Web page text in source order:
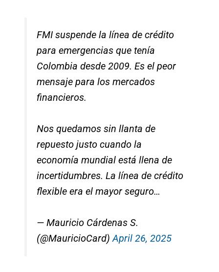
FMI suspende la línea de crédito
para emergencias que tenía
Colombia desde 2009. Es el peor
mensaje para los mercados
financieros.
Nos quedamos sin llanta de
repuesto justo cuando la
economía mundial está llena de
incertidumbres. La línea de crédito
flexible era el mayor seguro…
— Mauricio Cárdenas S.
(@MauricioCard) April 26, 2025